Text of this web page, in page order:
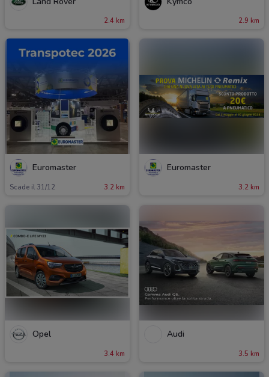
2.4 km 2.9 km
Euromaster
Scade il 31/12 3.2 km
Euromaster
3.2 km
Opel
3.4 km
Audi
3.5 km